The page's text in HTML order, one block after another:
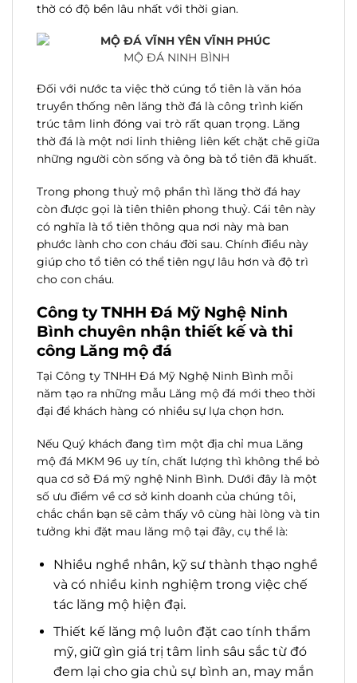
thờ có độ bền lâu nhất với thời gian.
MỘ ĐÁ NINH BÌNH
Đối với nước ta việc thờ cúng tổ tiên là văn hóa
truyền thống nên lăng thờ đá là công trình kiến
trúc tâm linh đóng vai trò rất quan trọng. Lăng
thờ đá là một nơi linh thiêng liên kết chặt chẽ giữa
những người còn sống và ông bà tổ tiên đã khuất.
Trong phong thuỷ mộ phần thì lăng thờ đá hay
còn được gọi là tiên thiên phong thuỷ. Cái tên này
có nghĩa là tổ tiên thông qua nơi này mà ban
phước lành cho con cháu đời sau. Chính điều này
giúp cho tổ tiên có thể tiên ngự lâu hơn và độ trì
cho con cháu.
Công ty TNHH Đá Mỹ Nghệ Ninh
Bình chuyên nhận thiết kế và thi
công Lăng mộ đá
Tại Công ty TNHH Đá Mỹ Nghệ Ninh Bình mỗi
năm tạo ra những mẫu Lăng mộ đá mới theo thời
đại để khách hàng có nhiều sự lựa chọn hơn.
Nếu Quý khách đang tìm một địa chỉ mua Lăng
mộ đá MKM 96 uy tín, chất lượng thì không thể bỏ
qua cơ sở Đá mỹ nghệ Ninh Bình. Dưới đây là một
số ưu điểm về cơ sở kinh doanh của chúng tôi,
chắc chắn bạn sẽ cảm thấy vô cùng hài lòng và tin
tưởng khi đặt mau lăng mộ tại đây, cụ thể là:
Nhiều nghề nhân, kỹ sư thành thạo nghề
và có nhiều kinh nghiệm trong việc chế
tác lăng mộ hiện đại.
Thiết kế lăng mộ luôn đặt cao tính thẩm
mỹ, giữ gìn giá trị tâm linh sâu sắc từ đó
đem lại cho gia chủ sự bình an, may mắn